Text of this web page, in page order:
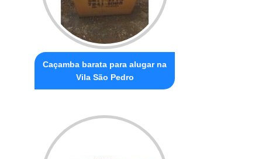
Caçamba barata para alugar na
Vila São Pedro